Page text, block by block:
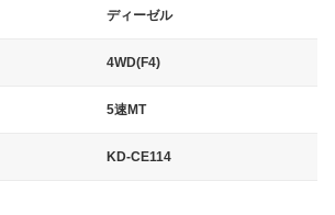
ディーゼル
4WD(F4)
5速MT
KD-CE114